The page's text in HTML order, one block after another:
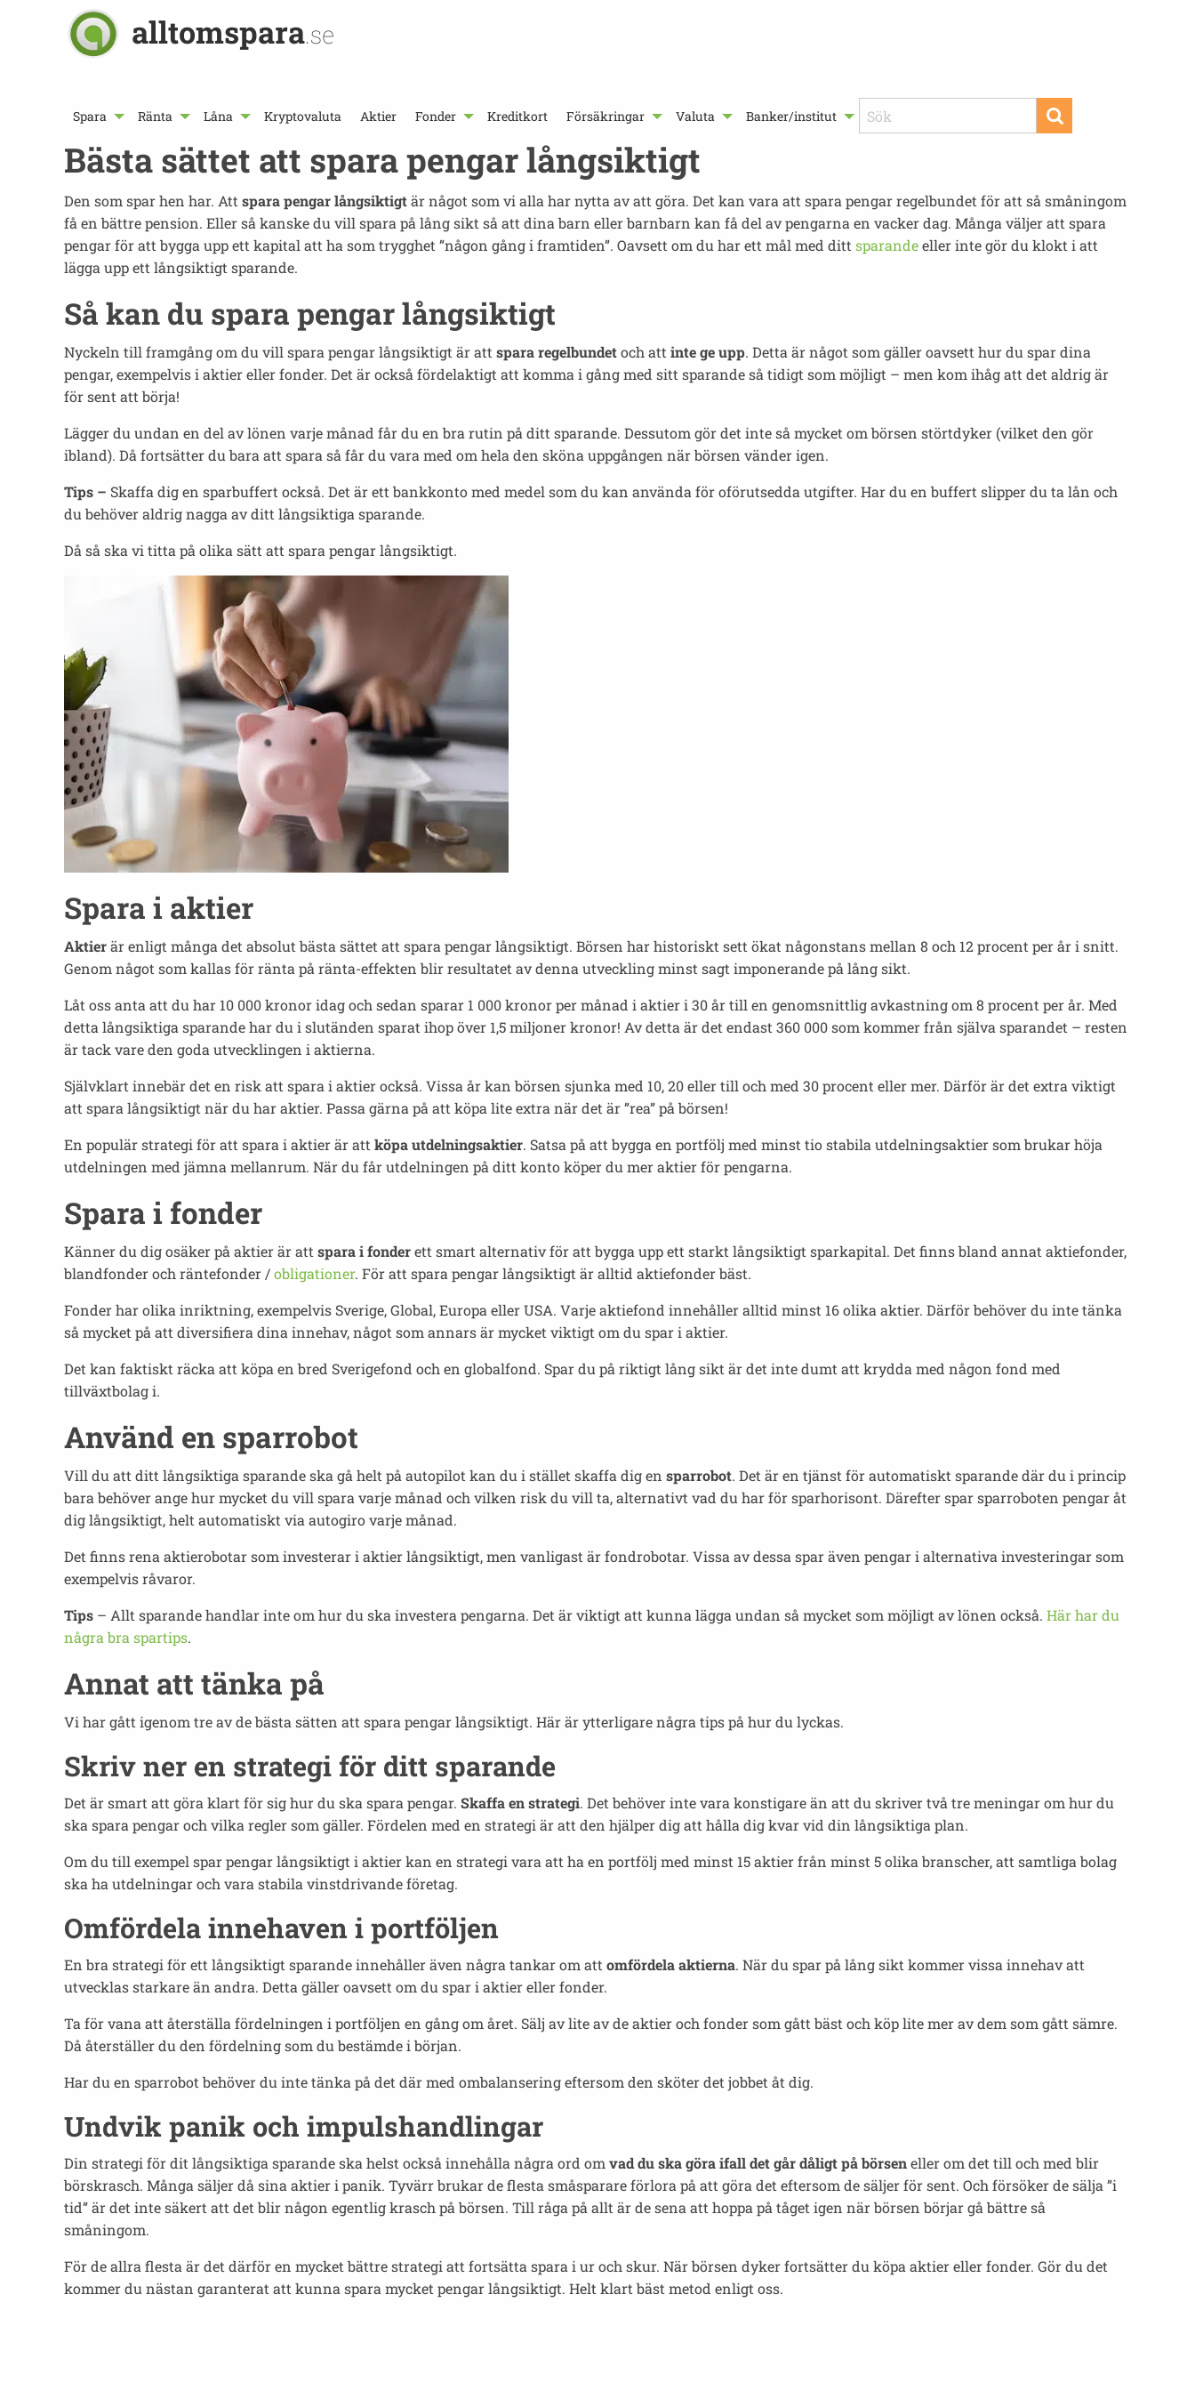
alltomspara.se
Spara Ränta Låna Kryptovaluta Aktier Fonder Kreditkort Försäkringar Valuta Banker/institut
Bästa sättet att spara pengar långsiktigt
Den som spar hen har. Att spara pengar långsiktigtär något som vi alla har nytta av att göra. Det kan vara att spara pengar regelbundet för att så småningom
få en bättre pension. Eller så kanske du vill spara på lång sikt så att dina barn eller barnbarn kan få del av pengarna en vacker dag. Många väljer att spara
pengar för att bygga upp ett kapital att ha som trygghet ”någon gång i framtiden”. Oavsett om du har ett mål med ditt sparandeeller inte gör du klokt i att
lägga upp ett långsiktigt sparande.
Så kan du spara pengar långsiktigt
Nyckeln till framgång om du vill spara pengar långsiktigt är att spara regelbundetoch att inte ge upp. Detta är något som gäller oavsett hur du spar dina
pengar, exempelvis i aktier eller fonder. Det är också fördelaktigt att komma i gång med sitt sparande så tidigt som möjligt – men kom ihåg att det aldrig är
för sent att börja!
Lägger du undan en del av lönen varje månad får du en bra rutin på ditt sparande. Dessutom gör det inte så mycket om börsen störtdyker (vilket den gör
ibland). Då fortsätter du bara att spara så får du vara med om hela den sköna uppgången när börsen vänder igen.
Tips – Skaffa dig en sparbuffert också. Det är ett bankkonto med medel som du kan använda för oförutsedda utgifter. Har du en buffert slipper du ta lån och
du behöver aldrig nagga av ditt långsiktiga sparande.
Då så ska vi titta på olika sätt att spara pengar långsiktigt.
Spara i aktier
Aktierär enligt många det absolut bästa sättet att spara pengar långsiktigt. Börsen har historiskt sett ökat någonstans mellan 8 och 12 procent per år i snitt.
Genom något som kallas för ränta på ränta-effekten blir resultatet av denna utveckling minst sagt imponerande på lång sikt.
Låt oss anta att du har 10 000 kronor idag och sedan sparar 1 000 kronor per månad i aktier i 30 år till en genomsnittlig avkastning om 8 procent per år. Med
detta långsiktiga sparande har du i slutänden sparat ihop över 1,5 miljoner kronor! Av detta är det endast 360 000 som kommer från själva sparandet – resten
är tack vare den goda utvecklingen i aktierna.
Självklart innebär det en risk att spara i aktier också. Vissa år kan börsen sjunka med 10, 20 eller till och med 30 procent eller mer. Därför är det extra viktigt
att spara långsiktigt när du har aktier. Passa gärna på att köpa lite extra när det är ”rea” på börsen!
En populär strategi för att spara i aktier är att köpa utdelningsaktier. Satsa på att bygga en portfölj med minst tio stabila utdelningsaktier som brukar höja
utdelningen med jämna mellanrum. När du får utdelningen på ditt konto köper du mer aktier för pengarna.
Spara i fonder
Känner du dig osäker på aktier är att spara i fonderett smart alternativ för att bygga upp ett starkt långsiktigt sparkapital. Det finns bland annat aktiefonder,
blandfonder och räntefonder /obligationer. För att spara pengar långsiktigt är alltid aktiefonder bäst.
Fonder har olika inriktning, exempelvis Sverige, Global, Europa eller USA. Varje aktiefond innehåller alltid minst 16 olika aktier. Därför behöver du inte tänka
så mycket på att diversifiera dina innehav, något som annars är mycket viktigt om du spar i aktier.
Det kan faktiskt räcka att köpa en bred Sverigefond och en globalfond. Spar du på riktigt lång sikt är det inte dumt att krydda med någon fond med
tillväxtbolag i.
Använd en sparrobot
Vill du att ditt långsiktiga sparande ska gå helt på autopilot kan du i stället skaffa dig en sparrobot. Det är en tjänst för automatiskt sparande där du i princip
bara behöver ange hur mycket du vill spara varje månad och vilken risk du vill ta, alternativt vad du har för sparhorisont. Därefter spar sparroboten pengar åt
dig långsiktigt, helt automatiskt via autogiro varje månad.
Det finns rena aktierobotar som investerar i aktier långsiktigt, men vanligast är fondrobotar. Vissa av dessa spar även pengar i alternativa investeringar som
exempelvis råvaror.
Tips – Allt sparande handlar inte om hur du ska investera pengarna. Det är viktigt att kunna lägga undan så mycket som möjligt av lönen också. Här har du
några bra spartips.
Annat att tänka på
Vi har gått igenom tre av de bästa sätten att spara pengar långsiktigt. Här är ytterligare några tips på hur du lyckas.
Skriv ner en strategi för ditt sparande
Det är smart att göra klart för sig hur du ska spara pengar. Skaffa en strategi. Det behöver inte vara konstigare än att du skriver två tre meningar om hur du
ska spara pengar och vilka regler som gäller. Fördelen med en strategi är att den hjälper dig att hålla dig kvar vid din långsiktiga plan.
Om du till exempel spar pengar långsiktigt i aktier kan en strategi vara att ha en portfölj med minst 15 aktier från minst 5 olika branscher, att samtliga bolag
ska ha utdelningar och vara stabila vinstdrivande företag.
Omfördela innehaven i portföljen
En bra strategi för ett långsiktigt sparande innehåller även några tankar om att omfördela aktierna. När du spar på lång sikt kommer vissa innehav att
utvecklas starkare än andra. Detta gäller oavsett om du spar i aktier eller fonder.
Ta för vana att återställa fördelningen i portföljen en gång om året. Sälj av lite av de aktier och fonder som gått bäst och köp lite mer av dem som gått sämre.
Då återställer du den fördelning som du bestämde i början.
Har du en sparrobot behöver du inte tänka på det där med ombalansering eftersom den sköter det jobbet åt dig.
Undvik panik och impulshandlingar
Din strategi för dit långsiktiga sparande ska helst också innehålla några ord om vad du ska göra ifall det går dåligt på börseneller om det till och med blir
börskrasch. Många säljer då sina aktier i panik. Tyvärr brukar de flesta småsparare förlora på att göra det eftersom de säljer för sent. Och försöker de sälja ”i
tid” är det inte säkert att det blir någon egentlig krasch på börsen. Till råga på allt är de sena att hoppa på tåget igen när börsen börjar gå bättre så
småningom.
För de allra flesta är det därför en mycket bättre strategi att fortsätta spara i ur och skur. När börsen dyker fortsätter du köpa aktier eller fonder. Gör du det
kommer du nästan garanterat att kunna spara mycket pengar långsiktigt. Helt klart bäst metod enligt oss.